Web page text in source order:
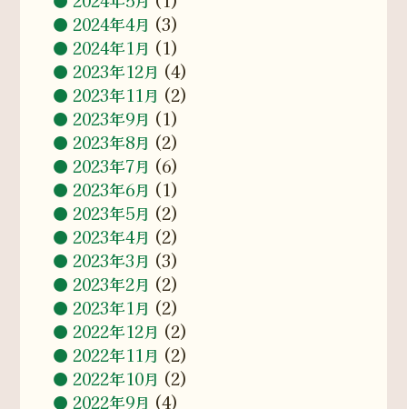
2024年4月 (3)
2024年1月 (1)
2023年12月 (4)
2023年11月 (2)
2023年9月 (1)
2023年8月 (2)
2023年7月 (6)
2023年6月 (1)
2023年5月 (2)
2023年4月 (2)
2023年3月 (3)
2023年2月 (2)
2023年1月 (2)
2022年12月 (2)
2022年11月 (2)
2022年10月 (2)
2022年9月 (4)